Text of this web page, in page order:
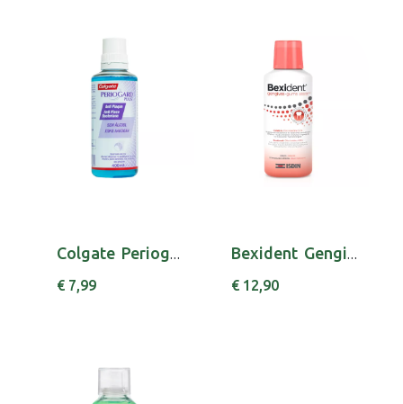
Colgate Periogard Plus Elixir S/Alc 400ml
€ 7,99
Bexident Gengivas Colut Chx 250ml
€ 12,90